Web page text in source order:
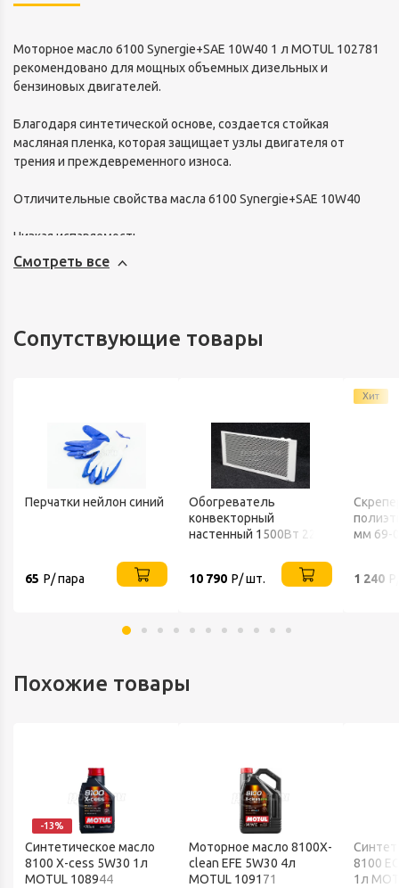
Моторное масло 6100 Synergie+SAE 10W40 1 л MOTUL 102781
рекомендовано для мощных объемных дизельных и
бензиновых двигателей.
Благодаря синтетической основе, создается стойкая
масляная пленка, которая защищает узлы двигателя от
трения и преждевременного износа.
Отличительные свойства масла 6100 Synergie+SAE 10W40
Низкая испаряемость
Повышенные смазывающие свойства
Устойчиво к окислению
Антипенное
Смотреть все
Сопутствующие товары
Перчатки нейлон синий
65 Р/ пара
Обогреватель
конвекторный
настенный 1500Вт 220В
10 790 Р/ шт.
Хит
мм 69-
1 240
Похожие товары
-13%
Синтетическое масло
8100 X-cess 5W30 1л
MOTUL 108944
Моторное масло 8100X-
сlean EFE 5W30 4л
MOTUL 109171
8100
1л